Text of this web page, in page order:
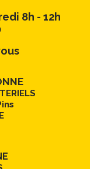
8h - 12h
vous